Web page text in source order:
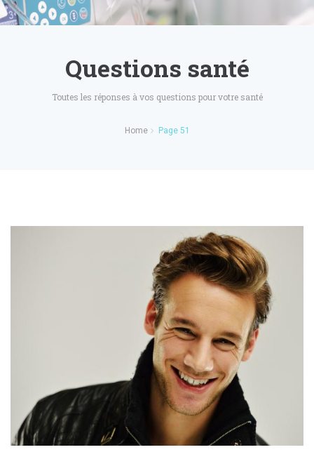
Questions santé
Toutes les réponses à vos questions pour votre santé
Home Page 51